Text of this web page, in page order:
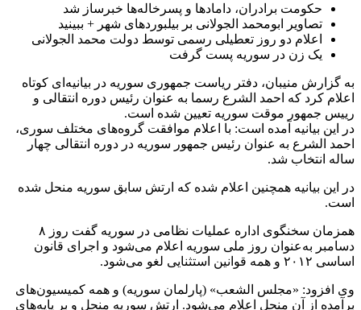
حکومت برادران، دامادها و پسرخاله‌ها خبرساز شد
تصاویر ابومحمد الجولانی بر بیلبوردهای شهر + ببینید
اعلام دو روز تعطیلی رسمی توسط دولت محمد الجولانی
یک زن در سوریه پست گرفت
به گزارش منیبان، دفتر ریاست جمهوری سوریه در بیانیه‌ای کوتاه
اعلام کرد که احمد الشرع رسما به عنوان رئیس دوره انتقالی و
رییس جمهور موقت سوریه تعیین شده است.
در این بیانیه آمده است: با اعلام موافقت گروه‌های مختلف سوری،
احمد الشرع به عنوان رئیس جمهور سوریه در دوره انتقالی چهار
ساله انتخاب شد.
در این بیانیه همچنین اعلام شده که ارتش سابق سوریه منحل شده
است.
همزمان سخنگوی اداره عملیات نظامی در سوریه گفت روز ۸
دسامبر به‌عنوان روز ملی سوریه اعلام می‌شود و اجرای قانون
اساسی ۲۰۱۲ و همه قوانین استثنایی لغو می‌شود.
وی افزود: «مجلس الشعب» (پارلمان سوریه) و همه کمیسیون‌های
برآمده از آن منحل اعلام می‌شود. ارتش سوریه منحل و بر پایه‌های